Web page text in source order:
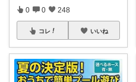
0 0 248
コレ いいね